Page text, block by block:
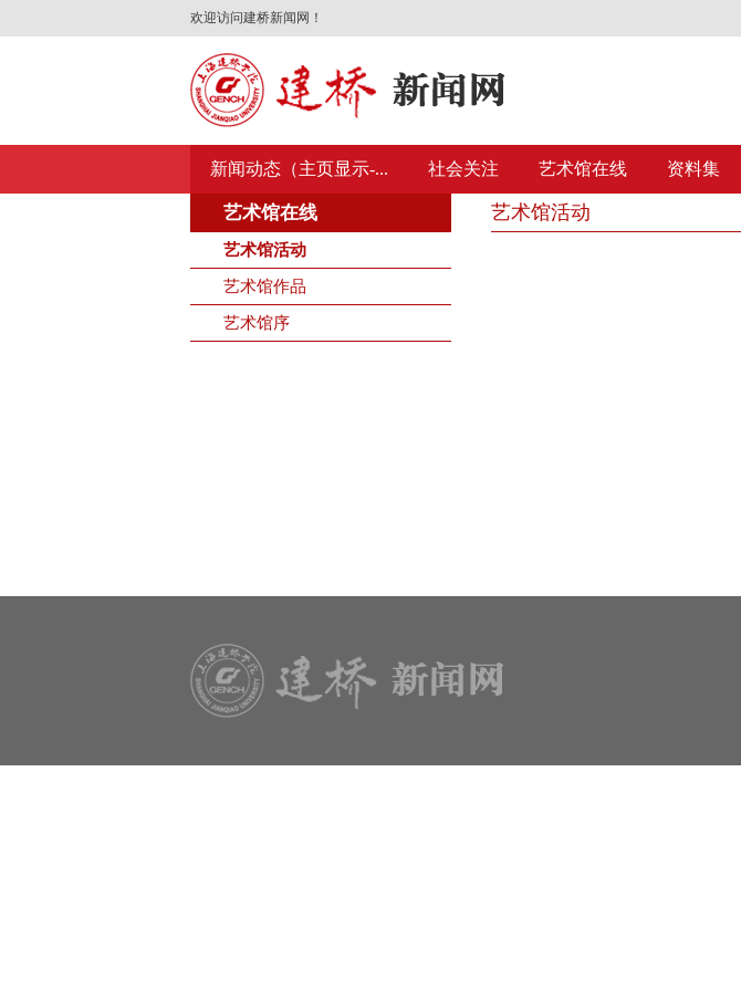
欢迎访问建桥新闻网！
新闻动态（主页显示-... 社会关注 艺术馆在线 资料集
艺术馆在线
艺术馆活动
艺术馆作品
艺术馆序
艺术馆活动